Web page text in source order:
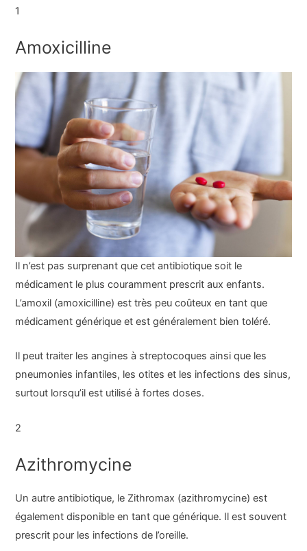
1
Amoxicilline
Il n’est pas surprenant que cet antibiotique soit le
médicament le plus couramment prescrit aux enfants.
L’amoxil (amoxicilline) est très peu coûteux en tant que
médicament générique et est généralement bien toléré.
Il peut traiter les angines à streptocoques ainsi que les
pneumonies infantiles, les otites et les infections des sinus,
surtout lorsqu’il est utilisé à fortes doses.
2
Azithromycine
Un autre antibiotique, le Zithromax (azithromycine) est
également disponible en tant que générique. Il est souvent
prescrit pour les infections de l’oreille.